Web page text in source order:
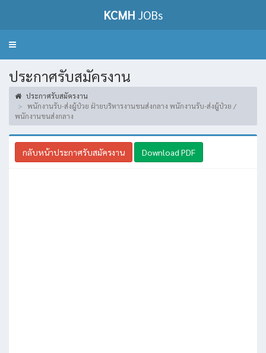
KCMH JOBs
Toggle
ประกาศรับสมัครงาน
ประกาศรับสมัครงาน
พนักงานรับ-ส่งผู้ป่วย ฝ่ายบริหารงานขนส่งกลาง พนักงานรับ-ส่งผู้ป่วย /
พนักงานขนส่งกลาง
กลับหน้าประกาศรับสมัครงาน Download PDF